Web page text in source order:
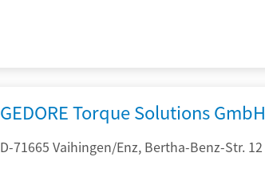
GEDORE Torque Solutions GmbH
D-71665 Vaihingen/Enz, Bertha-Benz-Str. 12